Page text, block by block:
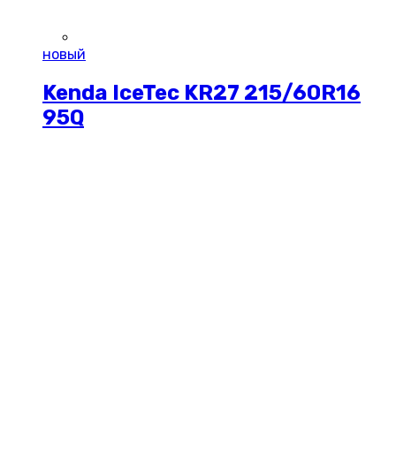
новый
Kenda IceTec KR27 215/60R16
95Q